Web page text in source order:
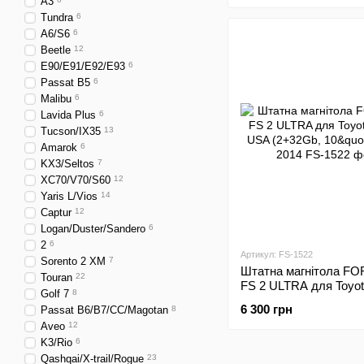
Артикул: FS-1522
Штатна магнітола
FS 2 ULTRA для
6 300 грн
Tundra 6
A6/S6 6
Beetle 12
E90/E91/E92/E93 6
Passat B5 6
Malibu 6
Lavida Plus 6
Tucson/IX35 13
Amarok 6
KX3/Seltos 7
XC70/V70/S60 12
Yaris L/Vios 14
Captur 12
Logan/Duster/Sandero 6
2 6
Sorento 2 XM 7
Touran 22
Golf 7 8
Passat B6/B7/CC/Magotan 8
Aveo 12
K3/Rio 6
Qashqai/X-trail/Rogue 23